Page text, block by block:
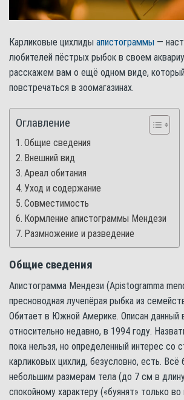
Карликовые цихлиды апистограммы —
любителей пёстрых рыбок в своем
расскажем вам о ещё одном виде,
повстречаться в зоомагазинах.
Оглавление
Общие сведения
Внешний вид
Ареал обитания
Уход и содержание
Совместимость
Кормление апистограммы Мендези
Размножение и разведение
Общие сведения
Апистограмма Мендези (Apistogramma
пресноводная лучепёрая рыбка из
Обитает в Южной Америке. Описан данный
относительно недавно, в 1994 году.
пока нельзя, но определенный интерес со
карликовых цихлид, безусловно, есть. Всё
небольшим размерам тела (до 7 см в
спокойному характеру («буянят» только